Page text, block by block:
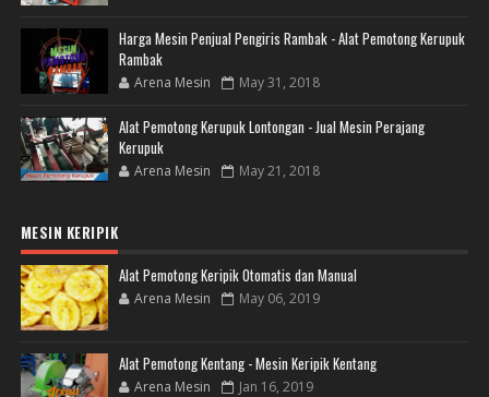
Harga Mesin Penjual Pengiris Rambak - Alat Pemotong Kerupuk
Rambak
Arena Mesin May 31, 2018
Alat Pemotong Kerupuk Lontongan - Jual Mesin Perajang
Kerupuk
Arena Mesin May 21, 2018
MESIN KERIPIK
Alat Pemotong Keripik Otomatis dan Manual
Arena Mesin May 06, 2019
Alat Pemotong Kentang - Mesin Keripik Kentang
Arena Mesin Jan 16, 2019